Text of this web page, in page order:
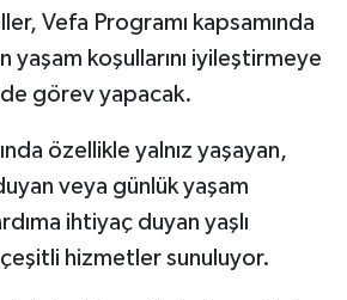
Vefa Programı kapsamında
yaşam koşullarını iyileştirmeye
görev yapacak.
özellikle yalnız yaşayan,
veya günlük yaşam
ihtiyaç duyan yaşlı
hizmetler sunuluyor.